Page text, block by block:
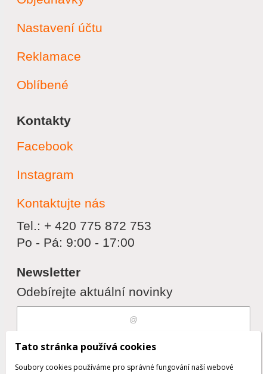
Nastavení účtu
Reklamace
Oblíbené
Kontakty
Facebook
Instagram
Kontaktujte nás
Tel.: + 420 775 872 753
Po - Pá: 9:00 - 17:00
Newsletter
Odebírejte aktuální novinky
Souhlasím szpracováním osobních
údajů
Tato stránka používá cookies
Soubory cookies používáme pro správné fungování naší webové